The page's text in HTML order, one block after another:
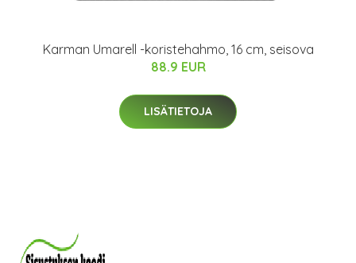
Karman Umarell -koristehahmo, 16 cm, seisova
88.9 EUR
LISÄTIETOJA